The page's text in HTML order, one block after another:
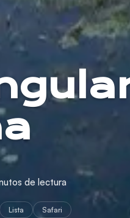
de lectura
Lista Safari